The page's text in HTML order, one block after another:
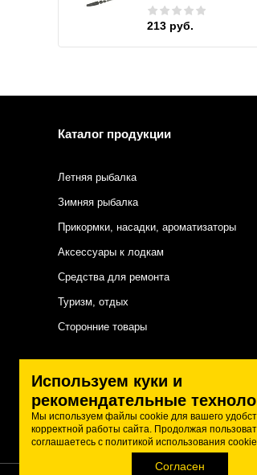
213 руб.
Каталог продукции
Летняя рыбалка
Зимняя рыбалка
Прикормки, насадки, ароматизаторы
Аксессуары к лодкам
Средства для ремонта
Туризм, отдых
Сторонние товары
Используем куки и
рекомендательные
Мы используем файлы cookie для вашего
корректной работы сайта. Продолжая
соглашаетесь с политикой использования
Согласен